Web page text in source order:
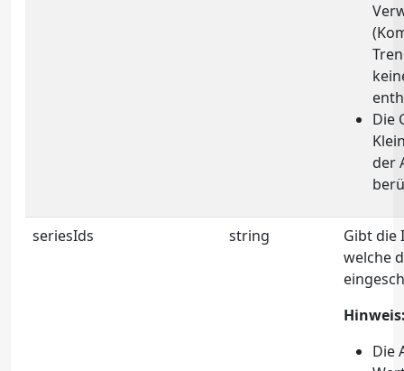
Die
der
seriesIds string
Gibt die
welche
Die